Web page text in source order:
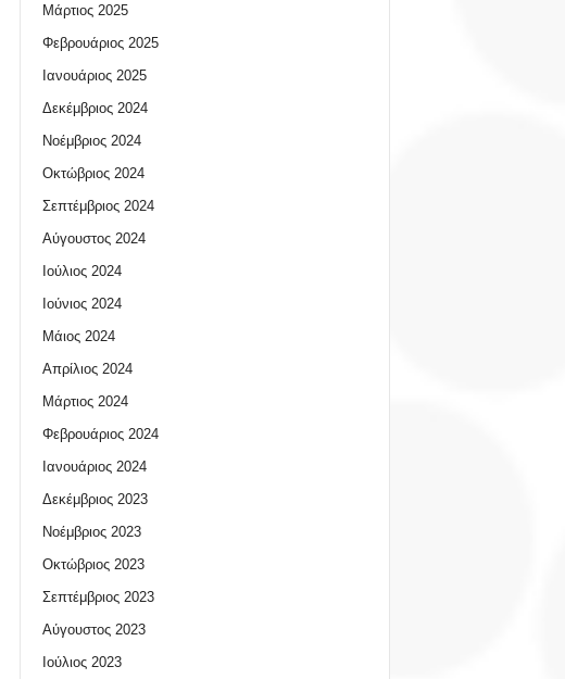
Μάρτιος 2025
Φεβρουάριος 2025
Ιανουάριος 2025
Δεκέμβριος 2024
Νοέμβριος 2024
Οκτώβριος 2024
Σεπτέμβριος 2024
Αύγουστος 2024
Ιούλιος 2024
Ιούνιος 2024
Μάιος 2024
Απρίλιος 2024
Μάρτιος 2024
Φεβρουάριος 2024
Ιανουάριος 2024
Δεκέμβριος 2023
Νοέμβριος 2023
Οκτώβριος 2023
Σεπτέμβριος 2023
Αύγουστος 2023
Ιούλιος 2023